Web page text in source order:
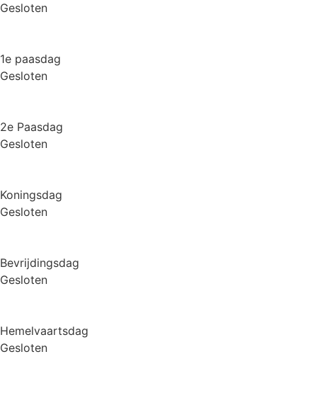
Gesloten
1e paasdag
Gesloten
2e Paasdag
Gesloten
Koningsdag
Gesloten
Bevrijdingsdag
Gesloten
Hemelvaartsdag
Gesloten